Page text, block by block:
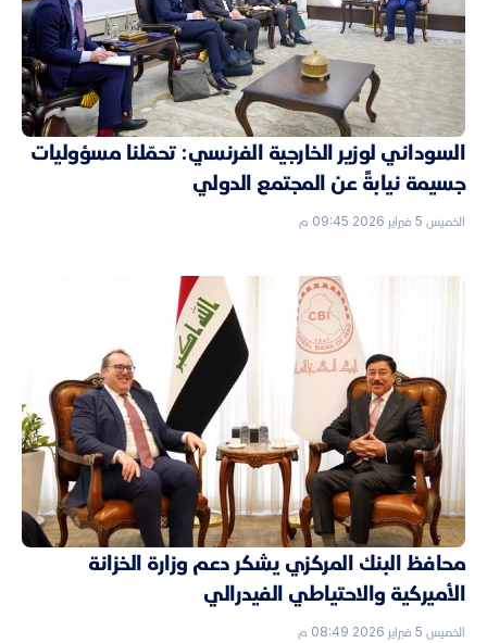
السوداني لوزير الخارجية الفرنسي: تحمّلنا مسؤوليات
جسيمة نيابةً عن المجتمع الدولي
الخميس 5 فبراير 2026 09:45 م
محافظ البنك المركزي يشكر دعم وزارة الخزانة
الأميركية والاحتياطي الفيدرالي
الخميس 5 فبراير 2026 08:49 م